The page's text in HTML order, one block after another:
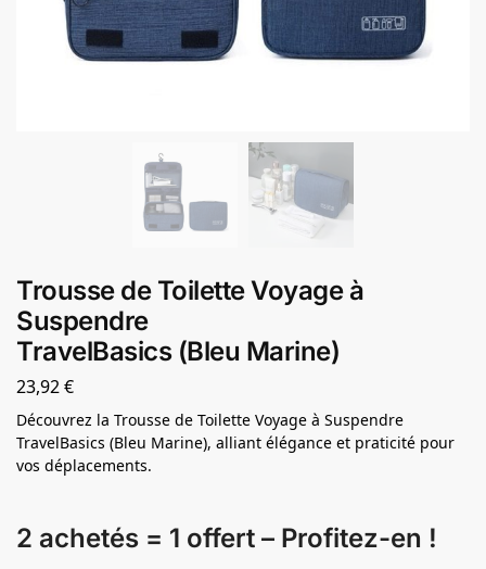
Trousse de Toilette Voyage à
Suspendre
TravelBasics (Bleu Marine)
23,92€
Découvrez la Trousse de Toilette Voyage à Suspendre
TravelBasics (Bleu Marine), alliant élégance et praticité pour
vos déplacements.
2 achetés = 1 offert – Profitez-en !